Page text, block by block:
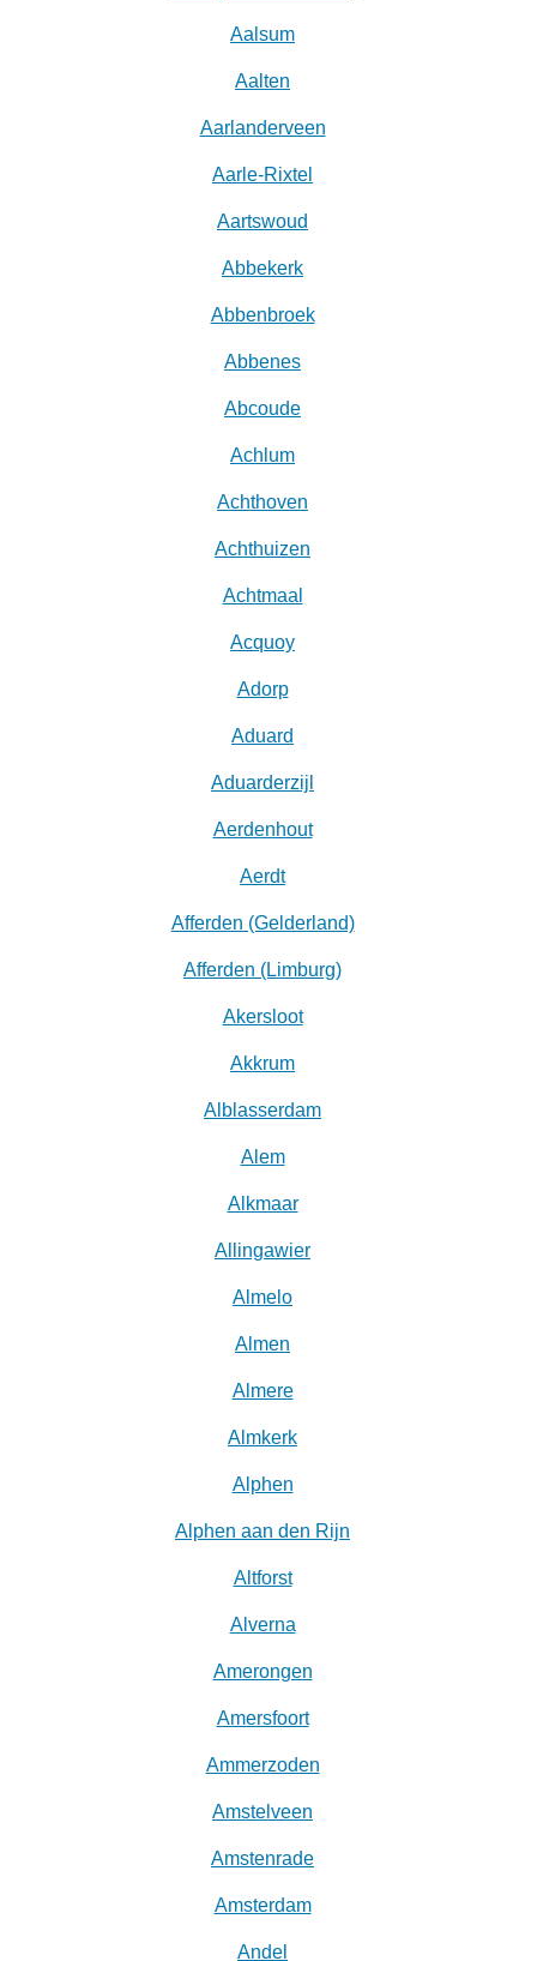
Aalsum
Aalten
Aarlanderveen
Aarle-Rixtel
Aartswoud
Abbekerk
Abbenbroek
Abbenes
Abcoude
Achlum
Achthoven
Achthuizen
Achtmaal
Acquoy
Adorp
Aduard
Aduarderzijl
Aerdenhout
Aerdt
Afferden (Gelderland)
Afferden (Limburg)
Akersloot
Akkrum
Alblasserdam
Alem
Alkmaar
Allingawier
Almelo
Almen
Almere
Almkerk
Alphen
Alphen aan den Rijn
Altforst
Alverna
Amerongen
Amersfoort
Ammerzoden
Amstelveen
Amstenrade
Amsterdam
Andel